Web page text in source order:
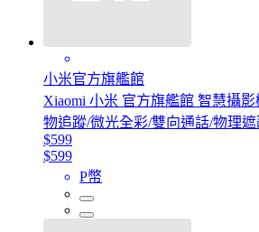
小米官方旗艦館
Xiaomi 小米 官方旗艦館 智慧攝影
物追蹤/微光全彩/雙向通話/物理
$599
$599
P幣